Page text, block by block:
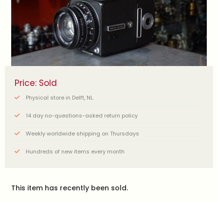
Price: Sold
Physical store in Delft, NL.
14 day no-questions-asked return policy
Weekly worldwide shipping on Thursdays
Hundreds of new items every month
This item has recently been sold.